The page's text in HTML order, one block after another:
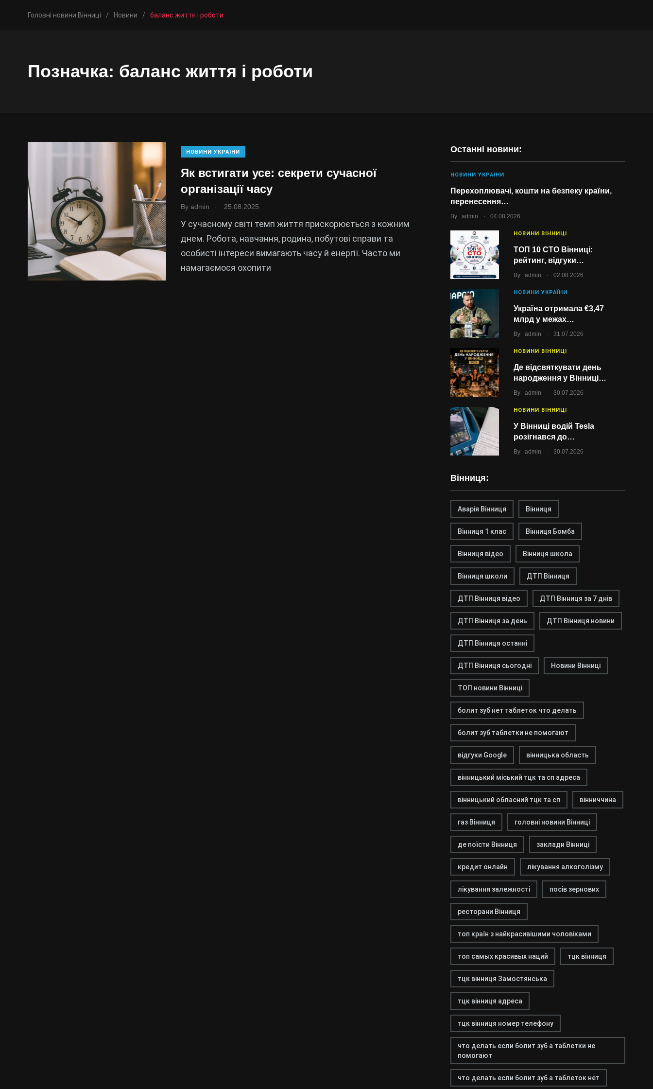
Головні новини Вінниці / Новини / баланс життя і роботи
Позначка: баланс життя і роботи
НОВИНИ УКРАЇНИ
Як встигати усе: секрети сучасної
організації часу
By admin 25.08.2025
У сучасному світі темп життя прискорюється з кожним
днем. Робота, навчання, родина, побутові справи та
особисті інтереси вимагають часу й енергії. Часто ми
намагаємося охопити
Останні новини:
НОВИНИ УКРАЇНИ
Перехоплювачі, кошти на безпеку країни,
перенесення…
By admin . 04.08.2026
НОВИНИ ВІННИЦІ
ТОП 10 СТО Вінниці:
рейтинг, відгуки…
By admin . 02.08.2026
НОВИНИ УКРАЇНИ
Україна отримала €3,47
млрд у межах…
By admin . 31.07.2026
НОВИНИ ВІННИЦІ
Де відсвяткувати день
народження у Вінниці…
By admin . 30.07.2026
НОВИНИ ВІННИЦІ
У Вінниці водій Tesla
розігнався до…
By admin . 30.07.2026
Вінниця:
Аварія Вінниця Вінниця
Вінниця 1 клас Вінниця Бомба
Вінниця відео Вінниця школа
Вінниця школи ДТП Вінниця
ДТП Вінниця відео ДТП Вінниця за 7 днів
ДТП Вінниця за день ДТП Вінниця новини
ДТП Вінниця останні
ДТП Вінниця сьогодні Новини Вінниці
ТОП новини Вінниці
болит зуб нет таблеток что делать
болит зуб таблетки не помогают
відгуки Google вінницька область
вінницький міський тцк та сп адреса
вінницький обласний тцк та сп вінниччина
газ Вінниця головні новини Вінниці
де поїсти Вінниця заклади Вінниці
кредит онлайн лікування алкоголізму
лікування залежності посів зернових
ресторани Вінниця
топ країн з найкрасивішими чоловіками
топ самых красивых наций тцк вінниця
тцк вінниця Замостянська
тцк вінниця адреса
тцк вінниця номер телефону
что делать если болит зуб а таблетки не
помогают
что делать если болит зуб а таблеток нет